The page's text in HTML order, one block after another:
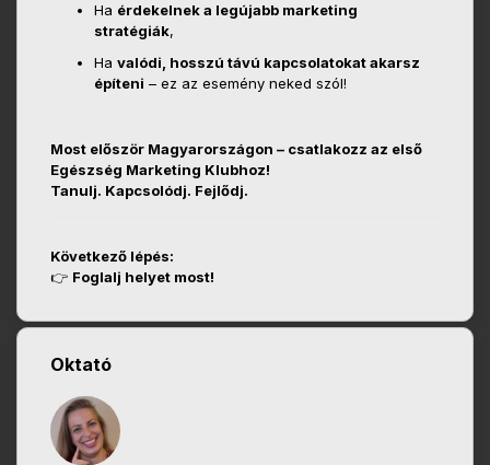
Ha érdekelnek a legújabb marketing
stratégiák,
Ha valódi, hosszú távú kapcsolatokat akarsz
építeni – ez az esemény neked szól!
Most először Magyarországon – csatlakozz az első
Egészség Marketing Klubhoz!
Tanulj. Kapcsolódj. Fejlődj.
Következő lépés:
👉 Foglalj helyet most!
Oktató